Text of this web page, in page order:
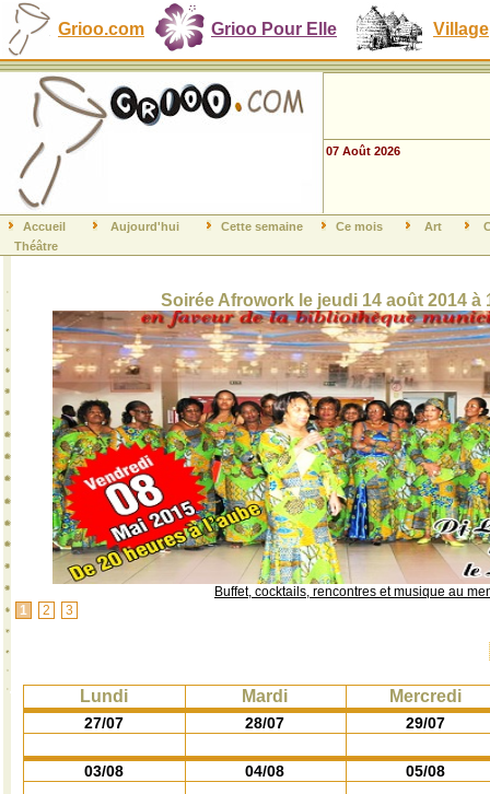
Grioo.com Grioo Pour Elle Village
07 Août 2026
Accueil Aujourd'hui Cette semaine Ce mois Art
Théâtre
Soirée Afrowork le jeudi 14 août 2014 à
Buffet, cocktails, rencontres et musique au
1
2 3
Lundi Mardi Mercredi
27/07 28/07 29/07
03/08 04/08 05/08